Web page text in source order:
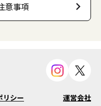
意事項
リシー 運営会社